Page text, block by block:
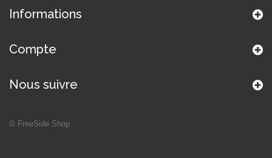
Informations
Compte
Nous suivre
© FreeSide Shop